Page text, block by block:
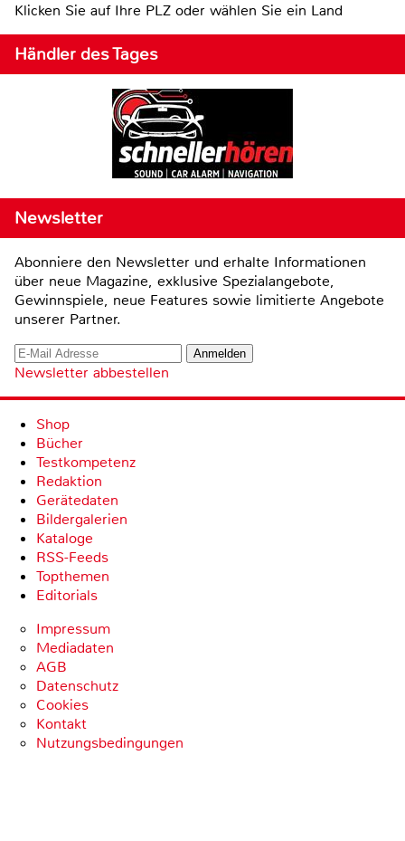
Klicken Sie auf Ihre PLZ oder wählen Sie ein Land
Händler des Tages
Newsletter
Abonniere den Newsletter und erhalte Informationen
über neue Magazine, exklusive Spezialangebote,
Gewinnspiele, neue Features sowie limitierte Angebote
unserer Partner.
Newsletter abbestellen
Shop
Bücher
Testkompetenz
Redaktion
Gerätedaten
Bildergalerien
Kataloge
RSS-Feeds
Topthemen
Editorials
Impressum
Mediadaten
AGB
Datenschutz
Cookies
Kontakt
Nutzungsbedingungen